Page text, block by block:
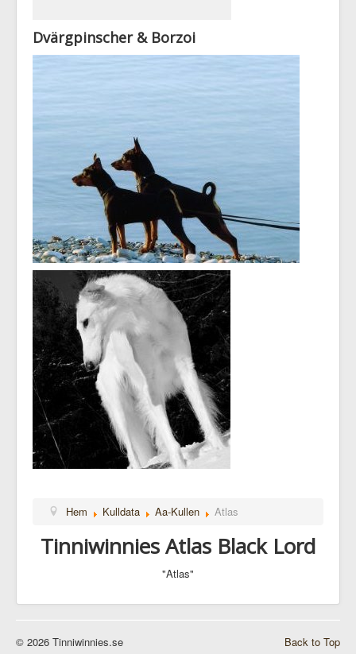
Dvärgpinscher & Borzoi
Hem Kulldata Aa-Kullen Atlas
Tinniwinnies Atlas Black Lord
"Atlas"
Back to Top
© 2026 Tinniwinnies.se